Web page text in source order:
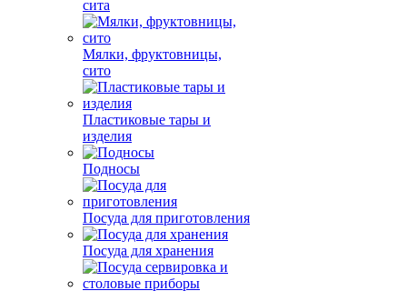
сита
Мялки, фруктовницы,
сито
Пластиковые тары и
изделия
Подносы
Посуда для приготовления
Посуда для хранения